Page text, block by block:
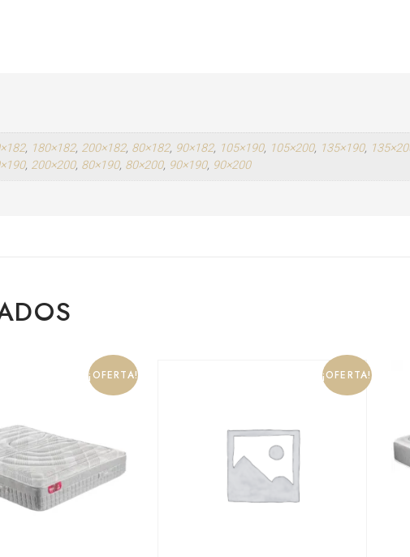
, 180×182, 200×182, 80×182, 90×182, 105×190, 105×200, 135×190,
, 200×200, 80×190, 80×200, 90×190, 90×200
¡OFERTA! ¡OFERTA!